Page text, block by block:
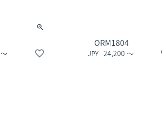
〜
ORM1804
24,200 〜